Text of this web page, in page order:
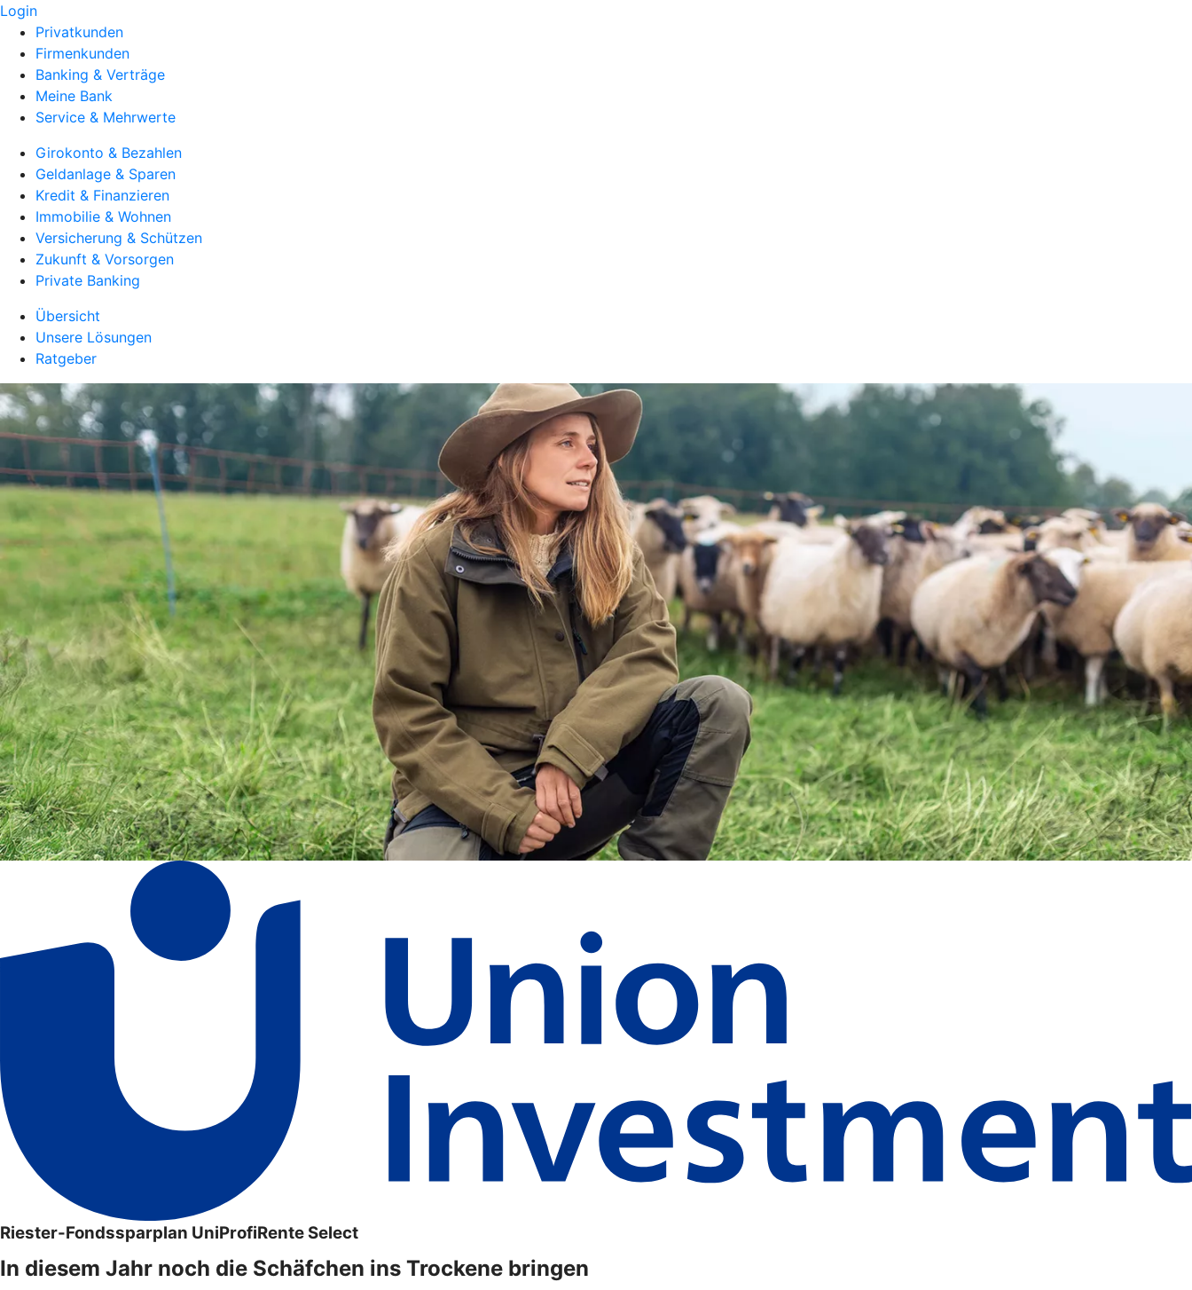
Login
Privatkunden
Firmenkunden
Banking & Verträge
Meine Bank
Service & Mehrwerte
Girokonto & Bezahlen
Geldanlage & Sparen
Kredit & Finanzieren
Immobilie & Wohnen
Versicherung & Schützen
Zukunft & Vorsorgen
Private Banking
Übersicht
Unsere Lösungen
Ratgeber
Riester-Fondssparplan UniProfiRente Select
In diesem Jahr noch die Schäfchen ins Trockene bringen